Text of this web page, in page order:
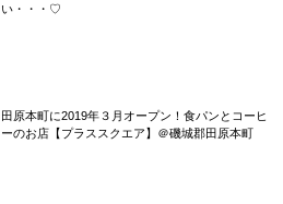
い・・・♡
田原本町に2019年３月オープン！食パンとコーヒ
ーのお店【プラススクエア】＠磯城郡田原本町